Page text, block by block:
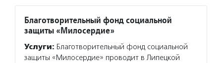
Благотворительный фонд социальной
защиты «Милосердие»
Услуги: Благотворительный фонд социальной
защиты «Милосердие» проводит в Липецкой